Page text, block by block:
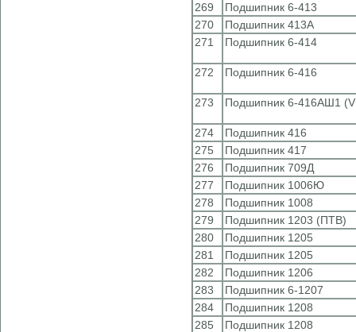
269
Подшипник 6-413
270
Подшипник 413А
271
Подшипник 6-414
272 Подшипник 6-416
273 Подшипник 6-416АШ1
274
Подшипник 416
275
Подшипник 417
276
Подшипник 709Д
277
Подшипник 1006Ю
278
Подшипник 1008
279
Подшипник 1203 (ПТВ)
280
Подшипник 1205
281
Подшипник 1205
282
Подшипник 1206
283
Подшипник 6-1207
284
Подшипник 1208
285
Подшипник 1208